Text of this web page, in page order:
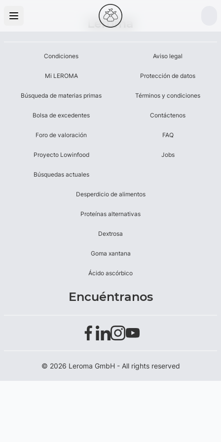
Leroma
Condiciones
Mi LEROMA
Búsqueda de materias primas
Bolsa de excedentes
Foro de valoración
Proyecto Lowinfood
Búsquedas actuales
Aviso legal
Protección de datos
Términos y condiciones
Contáctenos
FAQ
Jobs
Desperdicio de alimentos
Proteínas alternativas
Dextrosa
Goma xantana
Ácido ascórbico
Encuéntranos
© 2026 Leroma GmbH - All rights reserved